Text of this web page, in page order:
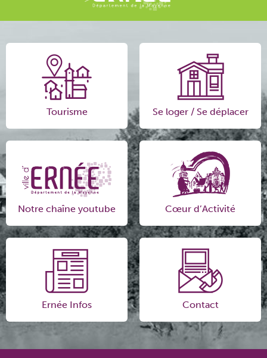
Tourisme Se loger / Se déplacer
Notre chaîne youtube Cœur d’Activité
Ernée Infos Contact